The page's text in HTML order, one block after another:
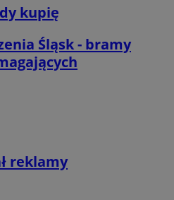
kupię
Śląsk - bramy
reklamy